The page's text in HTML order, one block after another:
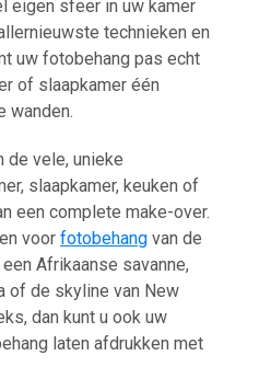
eigen sfeer in uw kamer
technieken en
uw fotobehang pas echt
of slaapkamer één
wanden.
de vele, unieke
slaapkamer, keuken of
een complete make-over.
voorfotobehang van de
Afrikaanse savanne,
of de skyline van New
dan kunt u ook uw
laten afdrukken met